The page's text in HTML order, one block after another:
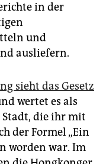
in der
und
ausliefern.
sieht das Gesetz
wertet es als
die ihr mit
der Formel „Ein
worden war. Im